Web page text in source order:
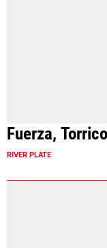
Fuerza, Torrico
RIVER PLATE